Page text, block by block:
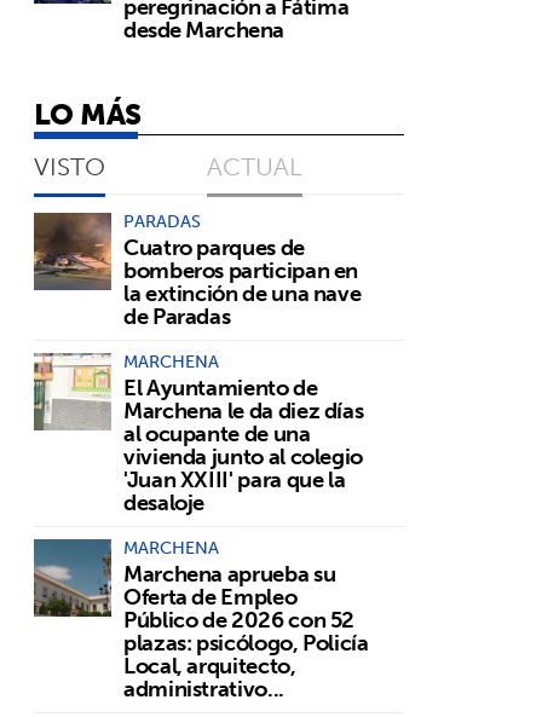
desde Marchena
LO MÁS
VISTO ACTUAL
PARADAS
Cuatro parques de
bomberos participan en
la extinción de una nave
de Paradas
MARCHENA
El Ayuntamiento de
Marchena le da diez días
al ocupante de una
vivienda junto al colegio
'Juan XXIII' para que la
desaloje
MARCHENA
Marchena aprueba su
Oferta de Empleo
Público de 2026 con 52
plazas: psicólogo, Policía
Local, arquitecto,
administrativo...